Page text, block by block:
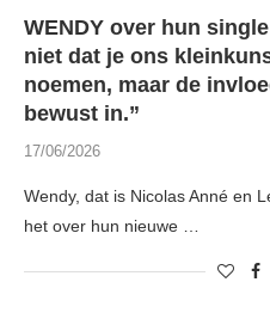
WENDY over hun
niet dat je ons
noemen, maar de
bewust in.”
17/06/2026
Wendy, dat is Nicolas Anné en
het over hun nieuwe …